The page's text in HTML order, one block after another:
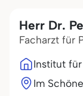
Herr Dr.
Facharzt für
Institut
Im